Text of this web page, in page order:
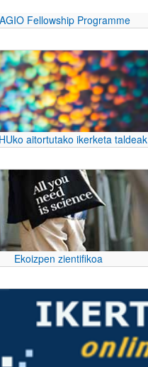
Fellowship Programme
aitortutako ikerketa taldeak
Ekoizpen zientifikoa